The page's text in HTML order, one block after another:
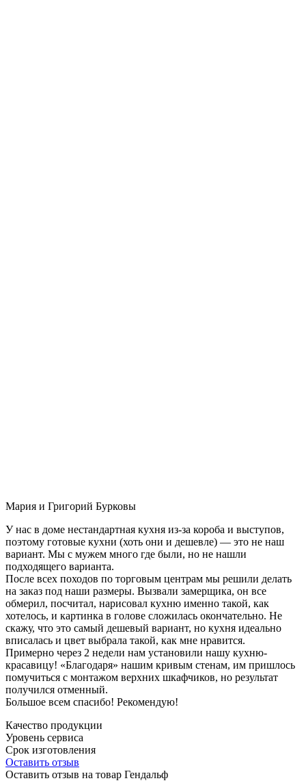
Мария и Григорий Бурковы
У нас в доме нестандартная кухня из-за короба и выступов,
поэтому готовые кухни (хоть они и дешевле) — это не наш
вариант. Мы с мужем много где были, но не нашли
подходящего варианта.
После всех походов по торговым центрам мы решили делать
на заказ под наши размеры. Вызвали замерщика, он все
обмерил, посчитал, нарисовал кухню именно такой, как
хотелось, и картинка в голове сложилась окончательно. Не
скажу, что это самый дешевый вариант, но кухня идеально
вписалась и цвет выбрала такой, как мне нравится.
Примерно через 2 недели нам установили нашу кухню-
красавицу! «Благодаря» нашим кривым стенам, им пришлось
помучиться с монтажом верхних шкафчиков, но результат
получился отменный.
Большое всем спасибо! Рекомендую!
Качество продукции
Уровень сервиса
Срок изготовления
Оставить отзыв
Оставить отзыв на товар Гендальф